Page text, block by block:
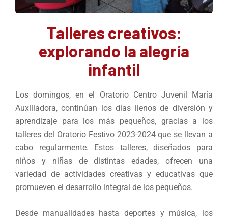
Talleres creativos:
explorando la alegría
infantil
Los domingos, en el Oratorio Centro Juvenil María
Auxiliadora, continúan los días llenos de diversión y
aprendizaje para los más pequeños, gracias a los
talleres del Oratorio Festivo 2023-2024 que se llevan a
cabo regularmente. Estos talleres, diseñados para
niños y niñas de distintas edades, ofrecen una
variedad de actividades creativas y educativas que
promueven el desarrollo integral de los pequeños.
Desde manualidades hasta deportes y música, los